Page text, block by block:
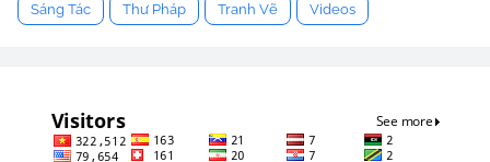
Sáng Tác Thư Pháp Tranh Vẽ Videos